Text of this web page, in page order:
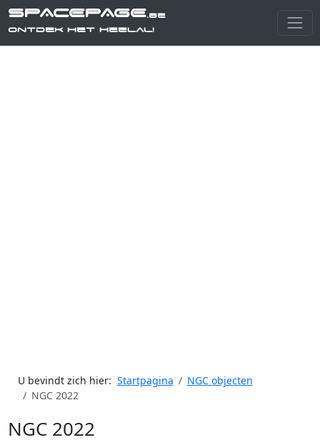
SPACEPAGE.be
Ontdek het heelal!
U bevindt zich hier: Startpagina
NGC objecten
NGC 2022
NGC 2022